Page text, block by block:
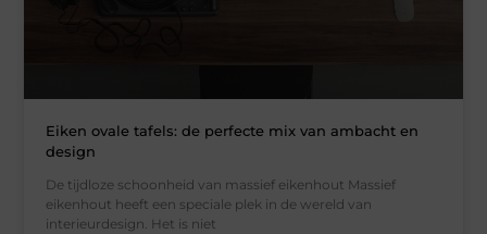
Eiken ovale tafels: de perfecte mix van ambacht en
design
De tijdloze schoonheid van massief eikenhout Massief
eikenhout heeft een speciale plek in de wereld van
interieurdesign. Het is niet